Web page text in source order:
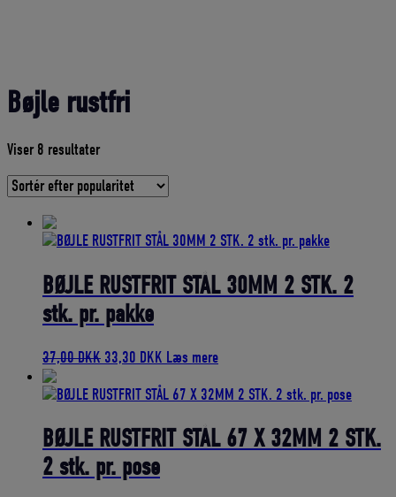
Bøjle rustfri
Viser 8 resultaterSorteret
gennemsnitlig
BØJLE RUSTFRIT STÅL 30MM 2 STK. 2
stk. pr. pakke
37,00DKK Den
pris
37,00 DKK.
33,30 DKK Den
pris
33,30 DKK.
Læs mere
BØJLE RUSTFRIT STÅL 67 X 32MM 2 STK.
2 stk. pr. pose